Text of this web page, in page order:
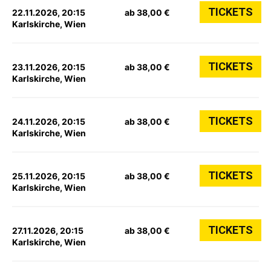
22.11.2026, 20:15
Karlskirche, Wien
ab 38,00 € TICKETS
23.11.2026, 20:15
Karlskirche, Wien
ab 38,00 € TICKETS
24.11.2026, 20:15
Karlskirche, Wien
ab 38,00 € TICKETS
25.11.2026, 20:15
Karlskirche, Wien
ab 38,00 € TICKETS
27.11.2026, 20:15
Karlskirche, Wien
ab 38,00 € TICKETS